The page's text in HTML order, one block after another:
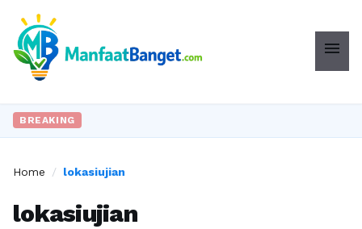
menu
BREAKING
Home / lokasiujian
lokasiujian